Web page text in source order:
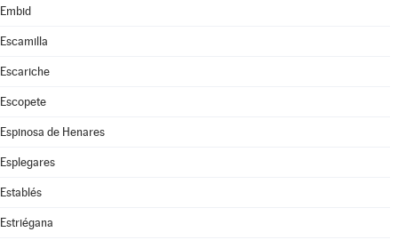
Embid
Escamilla
Escariche
Escopete
Espinosa de Henares
Esplegares
Establés
Estriégana